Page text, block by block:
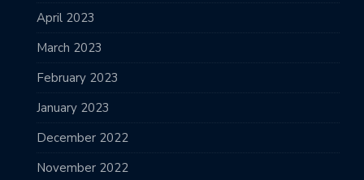
April 2023
March 2023
February 2023
January 2023
December 2022
November 2022